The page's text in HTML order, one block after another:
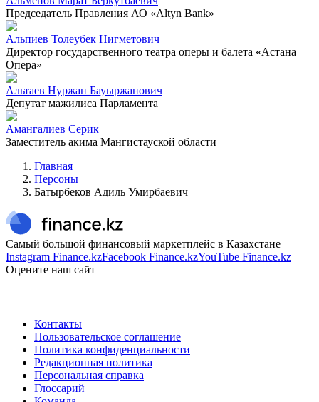
Председатель Правления АО «Altyn Bank»
Альпиев Толеубек Нигметович
Директор государственного театра оперы и балета «Астана
Опера»
Альтаев Нуржан Бауыржанович
Депутат мажилиса Парламента
Амангалиев Серик
Заместитель акима Мангистауской области
Главная
Персоны
Батырбеков Адиль Умирбаевич
Самый большой финансовый маркетплейс в Казахстане
Instagram Finance.kzFacebook Finance.kzYouTube Finance.kz
Оцените наш сайт
Контакты
Пользовательское соглашение
Политика конфиденциальности
Редакционная политика
Персональная справка
Глоссарий